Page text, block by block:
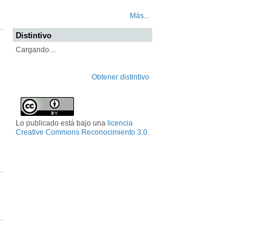
Más...
Distintivo
Cargando…
Obtener distintivo
Lo publicado está bajo una licencia
Creative Commons Reconocimiento 3.0.